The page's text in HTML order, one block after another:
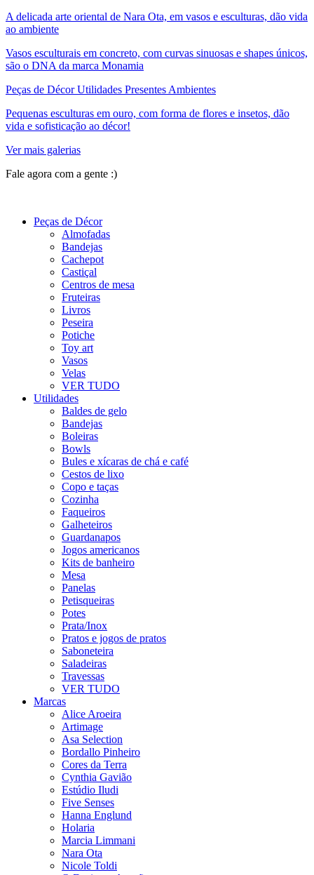
A delicada arte oriental de Nara Ota, em vasos e esculturas, dão vida
ao ambiente
Vasos esculturais em concreto, com curvas sinuosas e shapes únicos,
são o DNA da marca Monamia
Peças de Décor Utilidades Presentes Ambientes
Pequenas esculturas em ouro, com forma de flores e insetos, dão
vida e sofisticação ao décor!
Ver mais galerias
Fale agora com a gente :)
Peças de Décor
Almofadas
Bandejas
Cachepot
Castiçal
Centros de mesa
Fruteiras
Livros
Peseira
Potiche
Toy art
Vasos
Velas
VER TUDO
Utilidades
Baldes de gelo
Bandejas
Boleiras
Bowls
Bules e xícaras de chá e café
Cestos de lixo
Copo e taças
Cozinha
Faqueiros
Galheteiros
Guardanapos
Jogos americanos
Kits de banheiro
Mesa
Panelas
Petisqueiras
Potes
Prata/Inox
Pratos e jogos de pratos
Saboneteira
Saladeiras
Travessas
VER TUDO
Marcas
Alice Aroeira
Artimage
Asa Selection
Bordallo Pinheiro
Cores da Terra
Cynthia Gavião
Estúdio Iludi
Five Senses
Hanna Englund
Holaria
Marcia Limmani
Nara Ota
Nicole Toldi